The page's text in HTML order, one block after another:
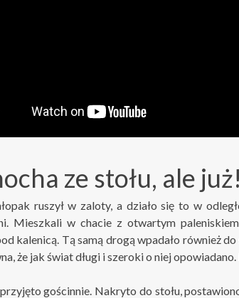
ze stołu, ale już!
ruszył w zaloty, a działo się to w
Mieszkali w chacie z otwartym
kalenicą. Tą samą drogą wpadało również
że jak świat długi i szeroki o niej
gościnnie. Nakryto do stołu,